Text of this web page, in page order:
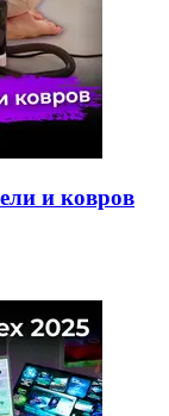
и ковров